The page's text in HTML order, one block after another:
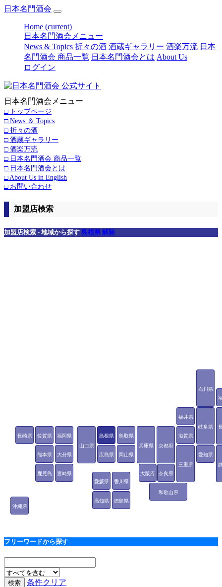
日本名門酒会
Home (current)
日本名門酒会メニュー
News & Topics 折々の酒 酒蔵ギャラリー 酒楽万流 日本
名門酒会 商品一覧 日本名門酒会とは About Us
ログイン
日本名門酒会メニュー
□ トップページ
□ News ＆ Topics
□ 折々の酒
□ 酒蔵ギャラリー
□ 酒楽万流
□ 日本名門酒会 商品一覧
□ 日本名門酒会とは
□ About Us in English
□ お問い合わせ
加盟店検索
加盟店検索 - 地域から探す 島根県 解除
石川県
福井県
岐阜県
愛知県
三重県
滋賀県
京都府
大阪府
兵庫県
奈良県
和歌山県
鳥取県
島根県
岡山県
広島県
山口県
徳島県
香川県
愛媛県
高知県
福岡県
佐賀県
長崎県
熊本県 大分県
宮崎県
鹿児島
沖縄県
フリーワードから探す
条件クリア